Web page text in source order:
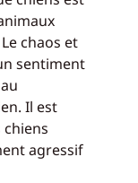
chaos et
sentiment
Il est
agressif